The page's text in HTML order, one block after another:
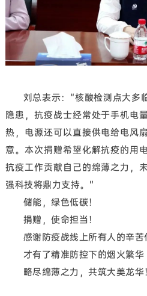
刘总表示：“核酸检测点大多
隐患，抗疫战士经常处于手机电
热，电源还可以直接供电给电风
意。本次捐赠希望化解抗疫的用
抗疫工作贡献自己的绵薄之力，
强科技将鼎力支持。”
储能，绿色低碳！
捐赠，使命担当！
感谢防疫战线上所有人的辛苦
才有了精准防控下的烟火繁华
略尽绵薄之力，共筑大美龙华！